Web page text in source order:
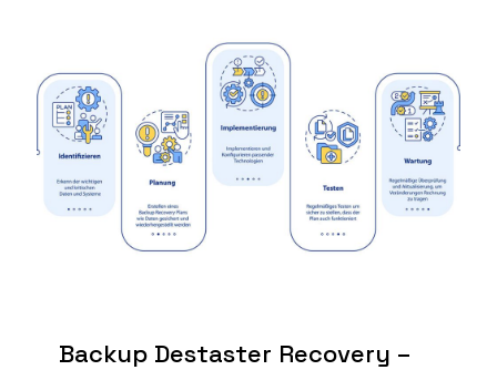
Backup Destaster Recovery –